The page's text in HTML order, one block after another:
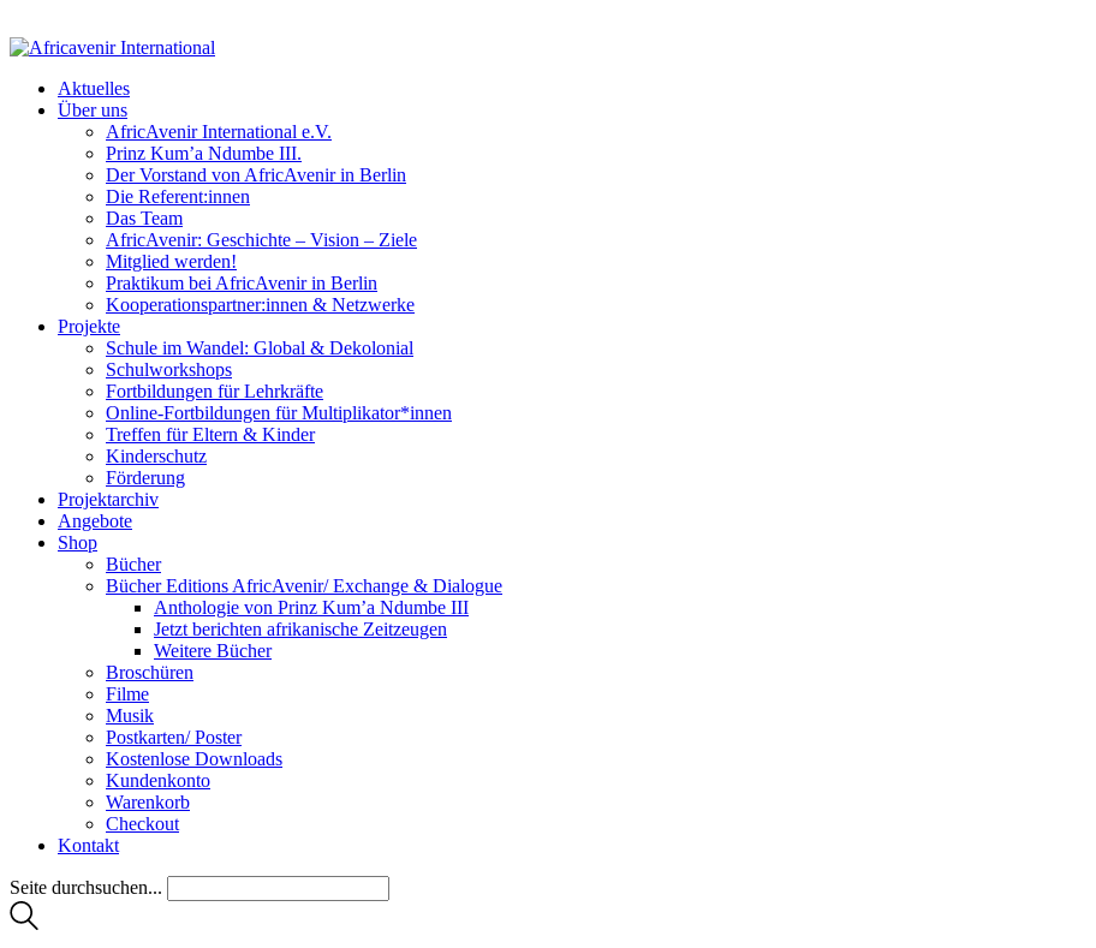
Aktuelles
Über uns
AfricAvenir International e.V.
Prinz Kum’a Ndumbe III.
Der Vorstand von AfricAvenir in Berlin
Die Referent:innen
Das Team
AfricAvenir: Geschichte – Vision – Ziele
Mitglied werden!
Praktikum bei AfricAvenir in Berlin
Kooperationspartner:innen & Netzwerke
Projekte
Schule im Wandel: Global & Dekolonial
Schulworkshops
Fortbildungen für Lehrkräfte
Online-Fortbildungen für Multiplikator*innen
Treffen für Eltern & Kinder
Kinderschutz
Förderung
Projektarchiv
Angebote
Shop
Bücher
Bücher Editions AfricAvenir/ Exchange & Dialogue
Anthologie von Prinz Kum’a Ndumbe III
Jetzt berichten afrikanische Zeitzeugen
Weitere Bücher
Broschüren
Filme
Musik
Postkarten/ Poster
Kostenlose Downloads
Kundenkonto
Warenkorb
Checkout
Kontakt
Seite durchsuchen...